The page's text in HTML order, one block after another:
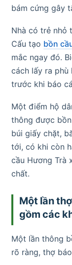
bám cứng gây
Nhà có trẻ nhỏ
Cấu tạo bồn
mắc ngay đó.
cách lấy ra
trước khi báo
Một điểm hộ
thông được
búi giấy chặt,
tới, có khi còn
cầu Hương Trà
chất.
Một lần
gồm các
Một lần thông
rõ ràng, thợ